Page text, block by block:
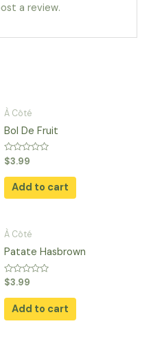
a review.
À Côté
Bol De Fruit
Rated
0
out
$3.99
Add to cart
À Côté
Patate Hasbrown
Rated
0
out
$3.99
Add to cart